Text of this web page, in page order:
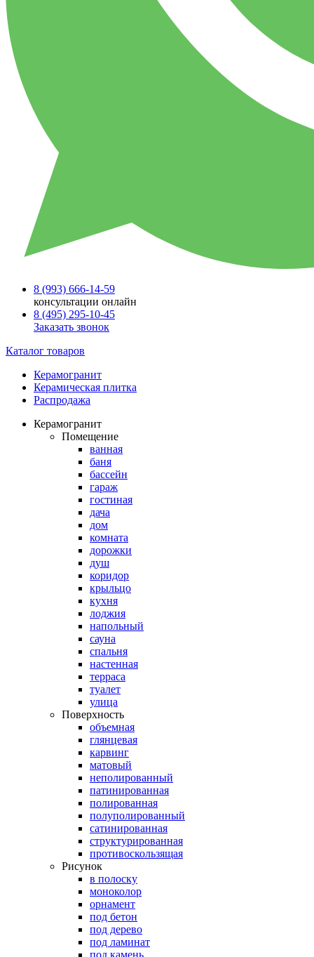
8 (993) 666-14-59
консультации онлайн
8 (495) 295-10-45
Заказать звонок
Каталог товаров
Керамогранит
Керамическая плитка
Распродажа
Керамогранит
Помещение
ванная
баня
бассейн
гараж
гостиная
дача
дом
комната
дорожки
душ
коридор
крыльцо
кухня
лоджия
напольный
сауна
спальня
настенная
терраса
туалет
улица
Поверхность
объемная
глянцевая
карвинг
матовый
неполированный
патинированная
полированная
полуполированный
сатинированная
структурированная
противоскользящая
Рисунок
в полоску
моноколор
орнамент
под бетон
под дерево
под ламинат
под камень